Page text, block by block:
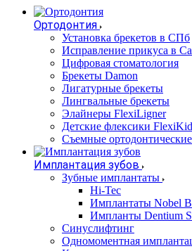
Ортодонтия
Установка брекетов в СПб
Исправление прикуса в
Цифровая стоматология
Брекеты Damon
Лигатурные брекеты
Лингвальные брекеты
Элайнеры FlexiLigner
Детские флексики
Съемные
Имплантация зубов
Зубные имплантаты
Hi-Tec
Имплантаты Nobel
Импланты Dentium
Синуслифтинг
Одномоментная